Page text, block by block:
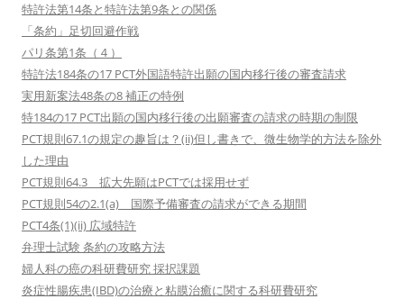
特許法第14条と特許法第9条との関係
「条約」足切回避作戦
パリ条第1条（４）
特許法184条の17 PCT外国語特許出願の国内移行後の審査請求
実用新案法48条の8 補正の特例
特184の17 PCT出願の国内移行後の出願審査の請求の時期の制限
PCT規則67.1の規定の趣旨は？(ii)但し書きで、微生物学的方法を除外
した理由
PCT規則64.3 拡大先願はPCTでは採用せず
PCT規則54の2.1(a) 国際予備審査の請求ができる期間
PCT4条(1)(ii) 広域特許
弁理士試験 条約の攻略方法
婦人科の癌の科研費研究 採択課題
炎症性腸疾患(IBD)の治療と粘膜治癒に関する科研費研究